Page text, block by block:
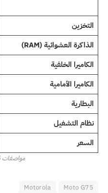
التخزين
الذاكرة العشوائية (RAM)
الكاميرا الخلفية
الكاميرا الأمامية
البطارية
نظام التشغيل
السعر
مواصفات Moto G75
Moto G75
Motorola